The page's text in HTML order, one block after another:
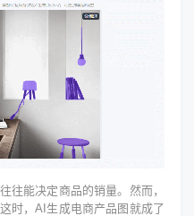
往能决定商品的销量。然而，
时，AI生成电商产品图就成了